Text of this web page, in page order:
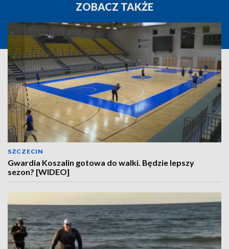
ZOBACZ TAKŻE
SZCZECIN
Gwardia Koszalin gotowa do walki. Będzie lepszy
sezon? [WIDEO]